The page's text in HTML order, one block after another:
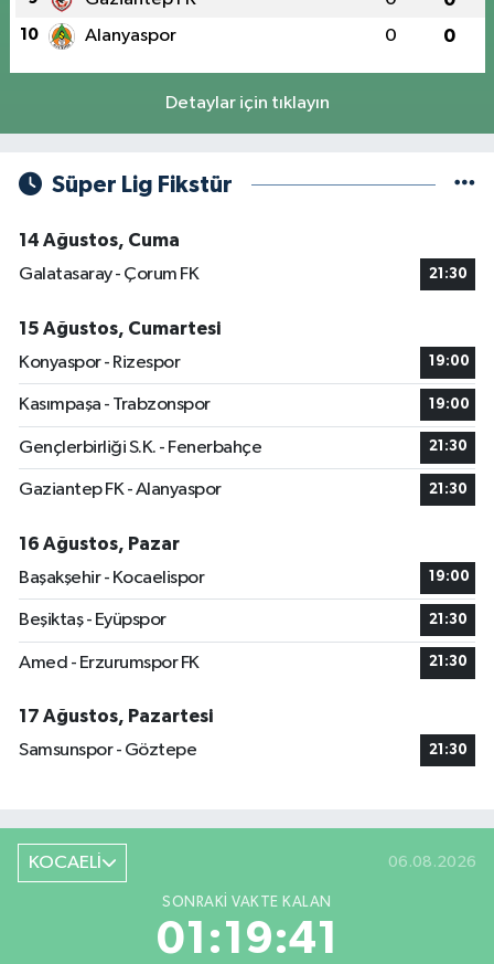
10 Alanyaspor 0 0
Detaylar için tıklayın
Süper Lig Fikstür
14 Ağustos, Cuma
Galatasaray - Çorum FK
21:30
15 Ağustos, Cumartesi
Konyaspor - Rizespor
19:00
Kasımpaşa - Trabzonspor 19:00
Gençlerbirliği S.K. - Fenerbahçe 21:30
Gaziantep FK - Alanyaspor 21:30
16 Ağustos, Pazar
Başakşehir - Kocaelispor
19:00
Beşiktaş - Eyüpspor 21:30
Amed - Erzurumspor FK 21:30
17 Ağustos, Pazartesi
Samsunspor - Göztepe
21:30
KOCAELİ 06.08.2026
SONRAKI VAKTE KALAN
01:19:40